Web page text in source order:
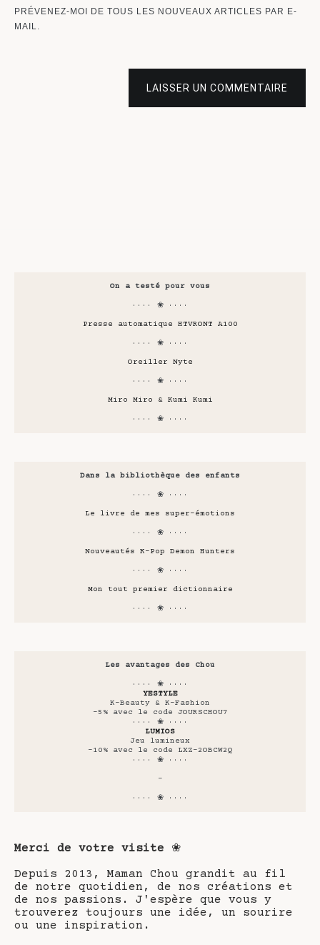
PRÉVENEZ-MOI DE TOUS LES NOUVEAUX ARTICLES PAR E-
MAIL.
LAISSER UN COMMENTAIRE
On a testé pour vous
···· ❀ ····
Presse automatique HTVRONT A100
···· ❀ ····
Oreiller Nyte
···· ❀ ····
Miro Miro & Kumi Kumi
···· ❀ ····
Dans la bibliothèque des enfants
···· ❀ ····
Le livre de mes super-émotions
···· ❀ ····
Nouveautés K-Pop Demon Hunters
···· ❀ ····
Mon tout premier dictionnaire
···· ❀ ····
Les avantages des Chou
···· ❀ ····
YESTYLE
K-Beauty & K-Fashion
-5% avec le code JOURSCHOU7
···· ❀ ····
LUMIOS
Jeu lumineux
-10% avec le code LXZ-2OBCW2Q
···· ❀ ····
-
···· ❀ ····
Merci de votre visite ❀
Depuis 2013, Maman Chou grandit au fil
de notre quotidien, de nos créations et
de nos passions. J'espère que vous y
trouverez toujours une idée, un sourire
ou une inspiration.